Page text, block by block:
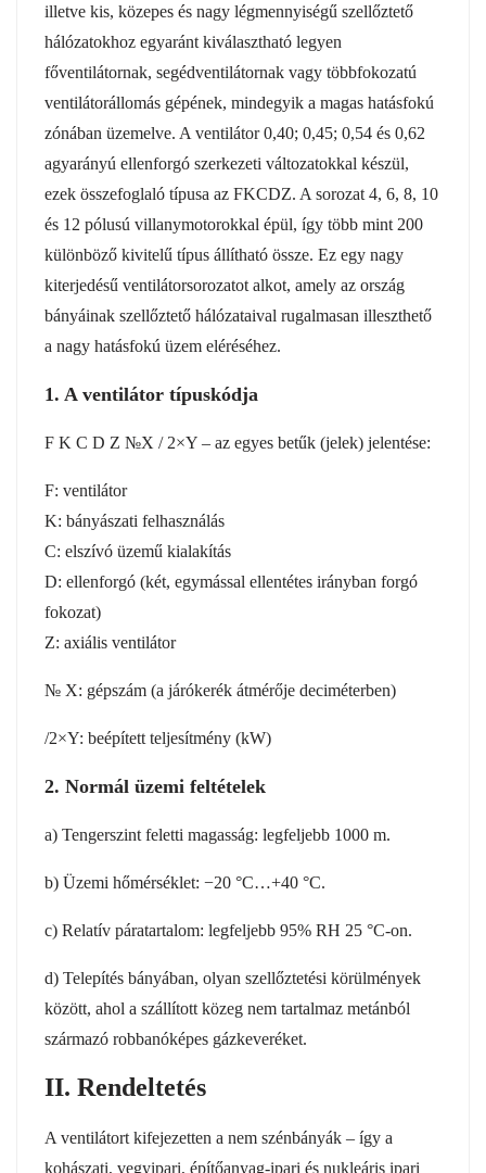
illetve kis, közepes és nagy légmennyiségű szellőztető
hálózatokhoz egyaránt kiválasztható legyen
főventilátornak, segédventilátornak vagy többfokozatú
ventilátorállomás gépének, mindegyik a magas hatásfokú
zónában üzemelve. A ventilátor 0,40; 0,45; 0,54 és 0,62
agyarányú ellenforgó szerkezeti változatokkal készül,
ezek összefoglaló típusa az FKCDZ. A sorozat 4, 6, 8, 10
és 12 pólusú villanymotorokkal épül, így több mint 200
különböző kivitelű típus állítható össze. Ez egy nagy
kiterjedésű ventilátorsorozatot alkot, amely az ország
bányáinak szellőztető hálózataival rugalmasan illeszthető
a nagy hatásfokú üzem eléréséhez.
1. A ventilátor típuskódja
F K C D Z №X / 2×Y – az egyes betűk (jelek) jelentése:
F: ventilátor
K: bányászati felhasználás
C: elszívó üzemű kialakítás
D: ellenforgó (két, egymással ellentétes irányban forgó
fokozat)
Z: axiális ventilátor
№ X: gépszám (a járókerék átmérője deciméterben)
/2×Y: beépített teljesítmény (kW)
2. Normál üzemi feltételek
a) Tengerszint feletti magasság: legfeljebb 1000 m.
b) Üzemi hőmérséklet: −20 °C…+40 °C.
c) Relatív páratartalom: legfeljebb 95% RH 25 °C-on.
d) Telepítés bányában, olyan szellőztetési körülmények
között, ahol a szállított közeg nem tartalmaz metánból
származó robbanóképes gázkeveréket.
II. Rendeltetés
A ventilátort kifejezetten a nem szénbányák – így a
kohászati, vegyipari, építőanyag-ipari és nukleáris ipari